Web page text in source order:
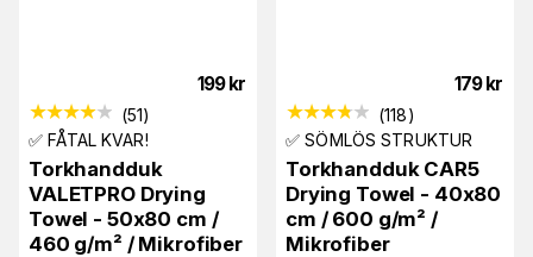
199 kr
(51)
✅ FÅTAL KVAR!
Torkhandduk
VALETPRO Drying
Towel - 50x80 cm /
460 g/m² / Mikrofiber
179 kr
(118)
✅ SÖMLÖS STRUKTUR
Torkhandduk CAR5
Drying Towel - 40x80
cm / 600 g/m² /
Mikrofiber